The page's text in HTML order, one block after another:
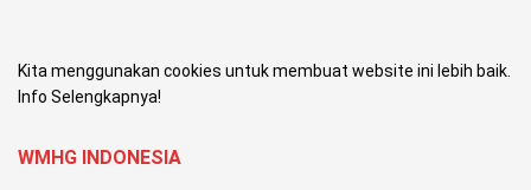
Kita menggunakan cookies untuk membuat website ini lebih baik.
Info Selengkapnya!
WMHG INDONESIA